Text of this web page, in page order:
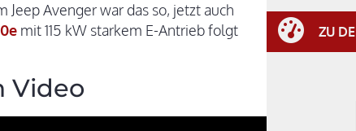
Avenger war das so, jetzt auch
mit 115 kW starkem E-Antrieb folgt
Video
ZU